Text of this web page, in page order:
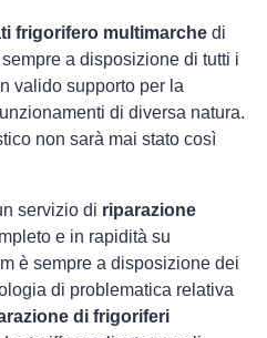
frigorifero multimarche di
a disposizione di tutti i
valido supporto per la
di diversa natura.
non sarà mai stato così
servizio di riparazione
e in rapidità su
è sempre a disposizione dei
di problematica relativa
di frigoriferi